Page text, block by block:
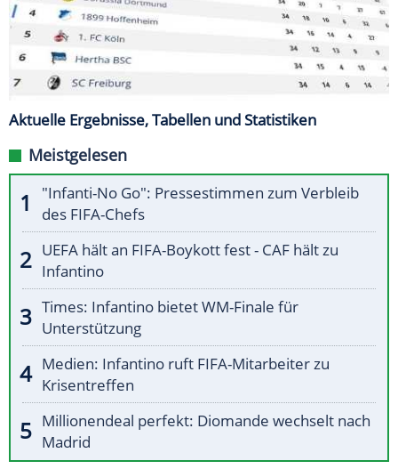
Aktuelle Ergebnisse, Tabellen und Statistiken
Meistgelesen
"Infanti-No Go": Pressestimmen zum Verbleib
des FIFA-Chefs
UEFA hält an FIFA-Boykott fest - CAF hält zu
Infantino
Times: Infantino bietet WM-Finale für
Unterstützung
Medien: Infantino ruft FIFA-Mitarbeiter zu
Krisentreffen
Millionendeal perfekt: Diomande wechselt nach
Madrid